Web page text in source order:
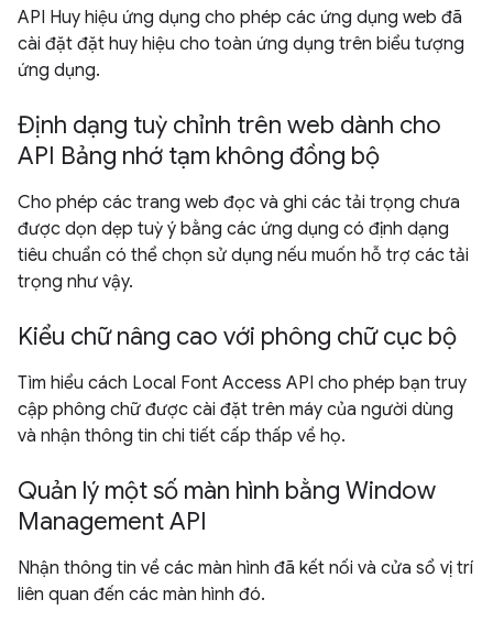
API Huy hiệu ứng dụng cho phép các ứng dụng web đã
cài đặt đặt huy hiệu cho toàn ứng dụng trên biểu tượng
ứng dụng.
Định dạng tuỳ chỉnh trên web dành cho
API Bảng nhớ tạm không đồng bộ
Cho phép các trang web đọc và ghi các tải trọng chưa
được dọn dẹp tuỳ ý bằng các ứng dụng có định dạng
tiêu chuẩn có thể chọn sử dụng nếu muốn hỗ trợ các tải
trọng như vậy.
Kiểu chữ nâng cao với phông chữ cục bộ
Tìm hiểu cách Local Font Access API cho phép bạn truy
cập phông chữ được cài đặt trên máy của người dùng
và nhận thông tin chi tiết cấp thấp về họ.
Quản lý một số màn hình bằng Window
Management API
Nhận thông tin về các màn hình đã kết nối và cửa sổ vị trí
liên quan đến các màn hình đó.